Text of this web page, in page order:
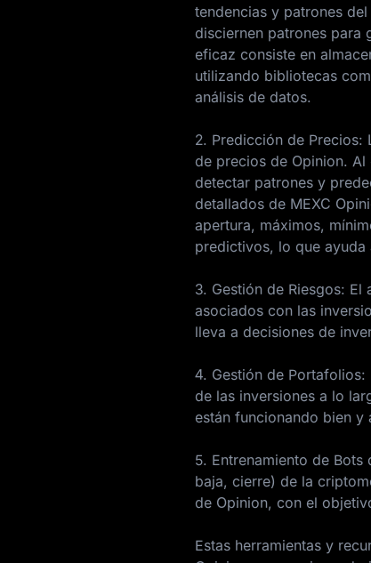
tendencias y patrones
disciernen patrones para
eficaz consiste en
utilizando bibliotecas
análisis de datos.
2. Predicción de Precios:
de precios de Opinion.
detectar patrones y
detallados de MEXC
apertura, máximos,
predictivos, lo que
3. Gestión de Riesgos:
asociados con las
lleva a decisiones de
4. Gestión de
de las inversiones a lo
están funcionando bien
5. Entrenamiento de
baja, cierre) de la
de Opinion, con el
Estas herramientas y